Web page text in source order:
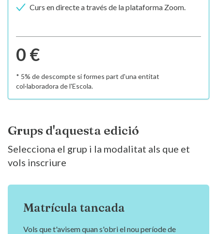
Curs en directe a través de la plataforma Zoom.
0 €
* 5% de descompte si formes part d'una entitat
col·laboradora de l'Escola.
Grups d'aquesta edició
Selecciona el grup i la modalitat als que et
vols inscriure
Matrícula tancada
Vols que t'avisem quan s'obri el nou període de